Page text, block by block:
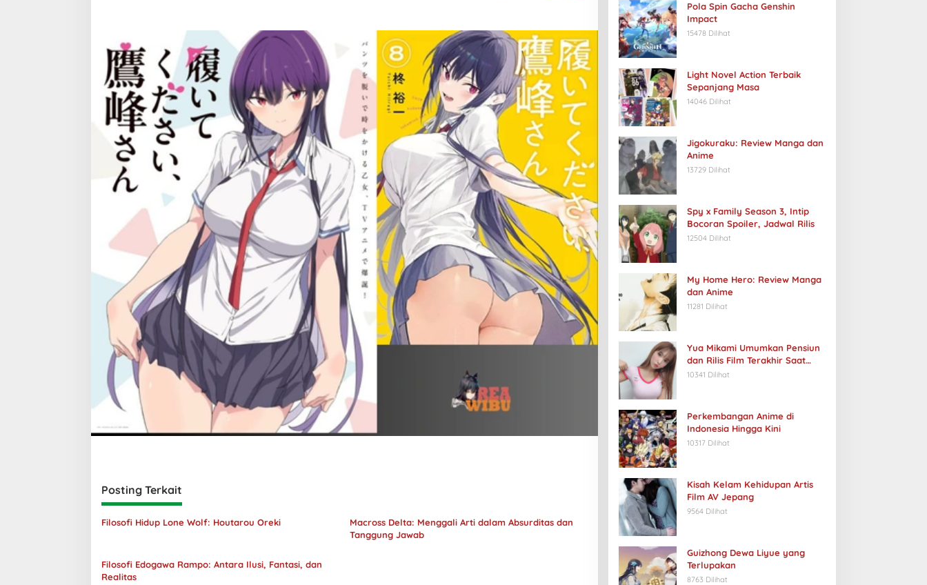
Posting Terkait
Filosofi Hidup Lone Wolf: Houtarou Oreki
Macross Delta: Menggali Arti dalam Absurditas dan
Tanggung Jawab
Filosofi Edogawa Rampo: Antara Ilusi, Fantasi, dan
Realitas
Pola Spin Gacha Genshin
Impact
15478 Dilihat
Light Novel Action Terbaik
Sepanjang Masa
14046 Dilihat
Jigokuraku: Review Manga dan
Anime
13729 Dilihat
Spy x Family Season 3, Intip
Bocoran Spoiler, Jadwal Rilis
12504 Dilihat
My Home Hero: Review Manga
dan Anime
11281 Dilihat
Yua Mikami Umumkan Pensiun
dan Rilis Film Terakhir Saat
Ulang Tahun
10341 Dilihat
Perkembangan Anime di
Indonesia Hingga Kini
10317 Dilihat
Kisah Kelam Kehidupan Artis
Film AV Jepang
9564 Dilihat
Guizhong Dewa Liyue yang
Terlupakan
8763 Dilihat